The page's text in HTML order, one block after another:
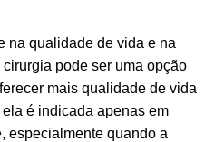
na qualidade de vida e na
pode ser uma opção
mais qualidade de vida
é indicada apenas em
especialmente quando a